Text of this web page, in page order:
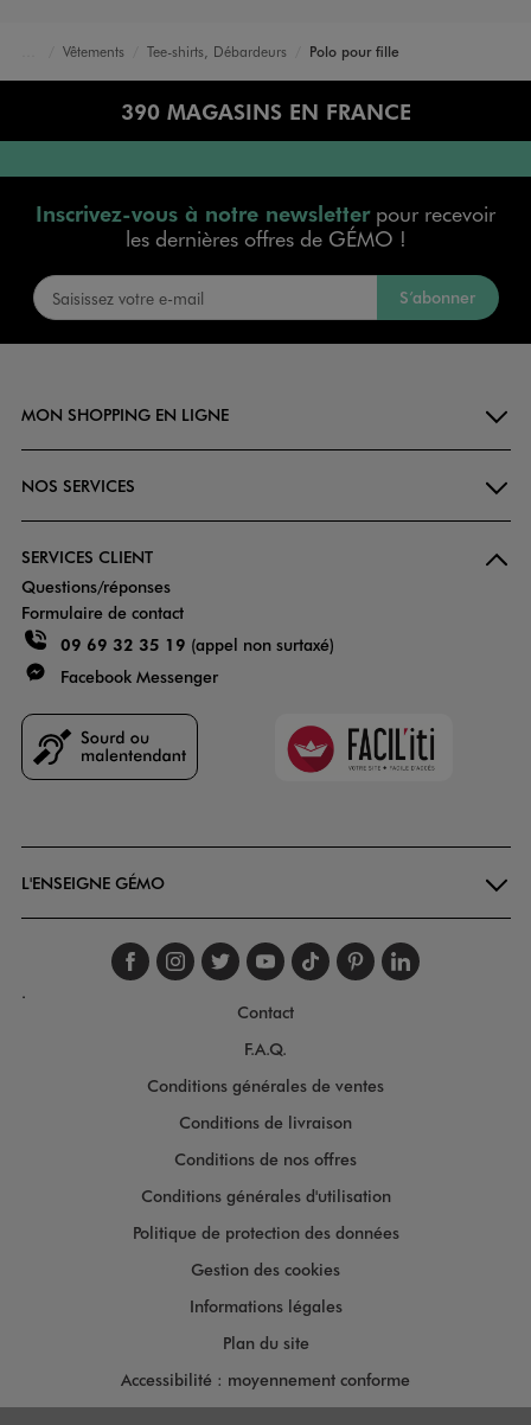
Vêtements Tee-shirts, Débardeurs Polo pour fille
390 MAGASINS EN FRANCE
Inscrivez-vous à notre newsletterpour recevoir
les dernières offres de GÉMO !
S’abonner
MON SHOPPING EN LIGNE
NOS SERVICES
SERVICES CLIENT
Questions/réponses
Formulaire de contact
09 69 32 35 19 (appel non surtaxé)
Facebook Messenger
Faciliti
L'ENSEIGNE GÉMO
Suivez-nous sur
Suivez-nous sur
Suivez-nous sur
Suivez-nous
Suivez-nous
Suivez-
.
Contact
F.A.Q.
Conditions générales de ventes
Conditions de livraison
Conditions de nos offres
Conditions générales d'utilisation
Politique de protection des données
Gestion des cookies
Informations légales
Plan du site
Accessibilité : moyennement conforme